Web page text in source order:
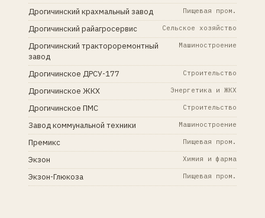
Дрогичинский крахмальный завод Пищевая пром.
Дрогичинский райагросервис Сельское хозяйство
Дрогичинский трактороремонтный
завод
Машиностроение
Дрогичинское ДРСУ-177 Строительство
Дрогичинское ЖКХ Энергетика и ЖКХ
Дрогичинское ПМС Строительство
Завод коммунальной техники Машиностроение
Премикс Пищевая пром.
Экзон Химия и фарма
Экзон-Глюкоза Пищевая пром.